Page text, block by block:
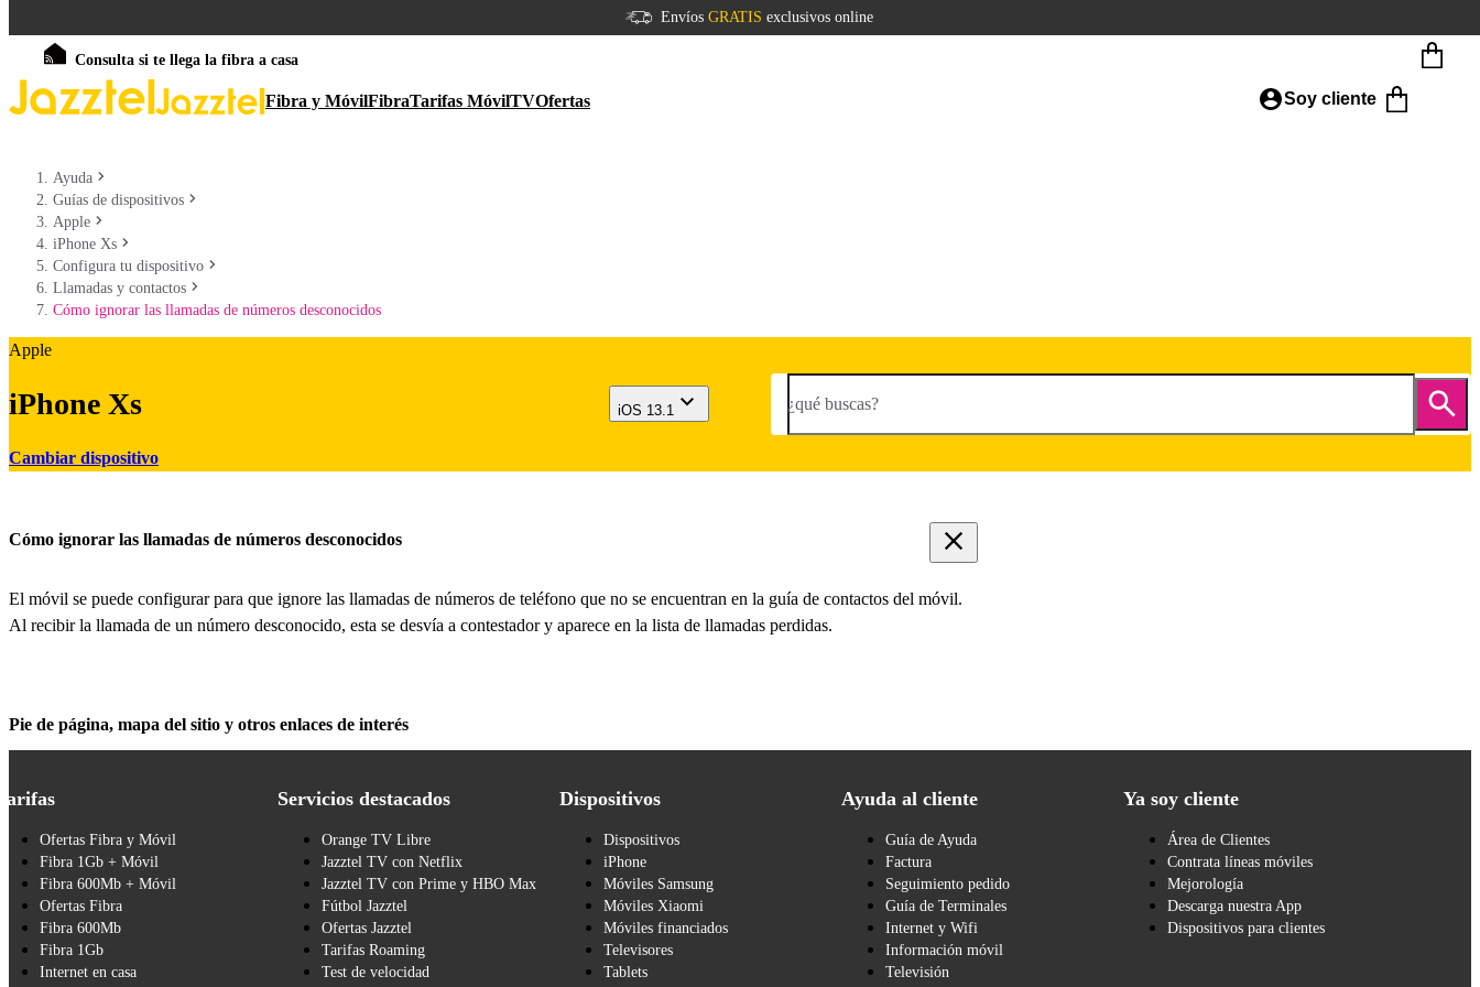
Envíos GRATIS exclusivos online
Consulta si te llega la fibra a casa
Fibra y MóvilFibraTarifas MóvilTVOfertas Soy cliente
Ayuda
Guías de dispositivos
Apple
iPhone Xs
Configura tu dispositivo
Llamadas y contactos
Cómo ignorar las llamadas de números desconocidos
Apple
iPhone Xs
Cambiar dispositivo
iOS 13.1 ¿qué buscas?
Cómo ignorar las llamadas de números desconocidos
El móvil se puede configurar para que ignore las llamadas de números de teléfono que no se encuentran en la guía de contactos del móvil.
Al recibir la llamada de un número desconocido, esta se desvía a contestador y aparece en la lista de llamadas perdidas.
Pie de página, mapa del sitio y otros enlaces de interés
Ofertas Fibra y Móvil
Fibra 1Gb + Móvil
Fibra 600Mb + Móvil
Ofertas Fibra
Fibra 600Mb
Fibra 1Gb
Internet en casa
Servicios destacados
Orange TV Libre
Jazztel TV con Netflix
Jazztel TV con Prime y HBO Max
Fútbol Jazztel
Ofertas Jazztel
Tarifas Roaming
Test de velocidad
Dispositivos
Dispositivos
iPhone
Móviles Samsung
Móviles Xiaomi
Móviles financiados
Televisores
Tablets
Ayuda al cliente
Guía de Ayuda
Factura
Seguimiento pedido
Guía de Terminales
Internet y Wifi
Información móvil
Televisión
Ya soy cliente
Área de Clientes
Contrata líneas móviles
Mejorología
Descarga nuestra App
Dispositivos para clientes